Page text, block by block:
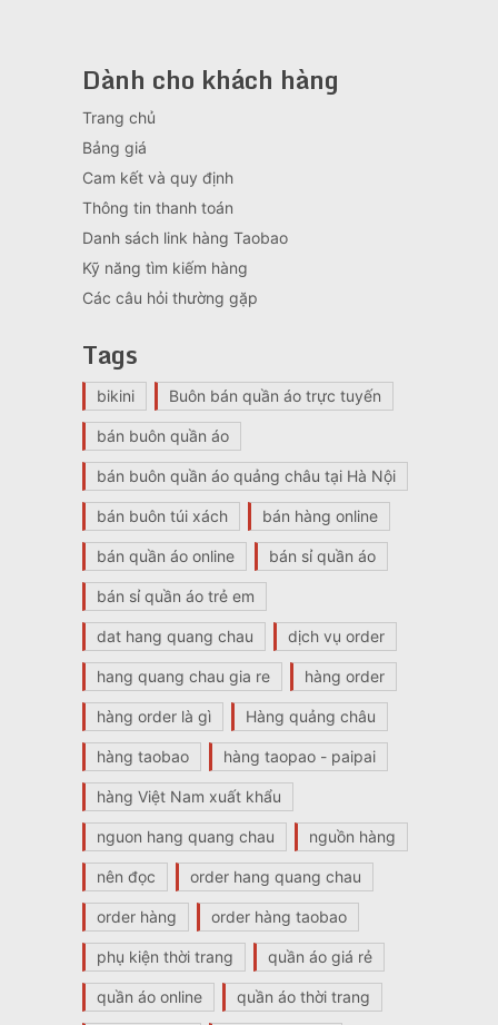
Dành cho khách hàng
Trang chủ
Bảng giá
Cam kết và quy định
Thông tin thanh toán
Danh sách link hàng Taobao
Kỹ năng tìm kiếm hàng
Các câu hỏi thường gặp
Tags
bikini Buôn bán quần áo trực tuyến
bán buôn quần áo
bán buôn quần áo quảng châu tại Hà Nội
bán buôn túi xách bán hàng online
bán quần áo online bán sỉ quần áo
bán sỉ quần áo trẻ em
dat hang quang chau dịch vụ order
hang quang chau gia re hàng order
hàng order là gì Hàng quảng châu
hàng taobao hàng taopao - paipai
hàng Việt Nam xuất khẩu
nguon hang quang chau nguồn hàng
nên đọc order hang quang chau
order hàng order hàng taobao
phụ kiện thời trang quần áo giá rẻ
quần áo online quần áo thời trang